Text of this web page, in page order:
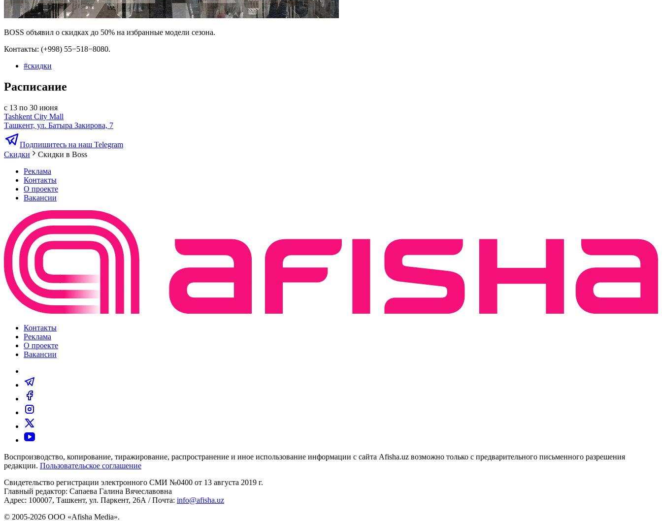
BOSS объявил о скидках до 50% на избранные модели сезона.
Контакты: (+998) 55−518−8080.
#скидки
Расписание
с 13 по 30 июня
Tashkent City Mall
Ташкент, ул. Батыра Закирова, 7
Подпишитесь на наш Telegram
Скидки
Скидки в Boss
Реклама
Контакты
О проекте
Вакансии
Контакты
Реклама
О проекте
Вакансии
Воспроизводство, копирование, тиражирование, распространение и иное использование информации с сайта Afisha.uz возможно только с предварительного письменного разрешения
редакции. Пользовательское соглашение
Свидетельство регистрации электронного СМИ №0400 от 13 августа 2019 г.
Главный редактор: Сапаева Галина Вячеславовна
Адрес: 100007, Ташкент, ул. Паркент, 26А / Почта: info@afisha.uz
© 2005-2026 ООО «Afisha Media».